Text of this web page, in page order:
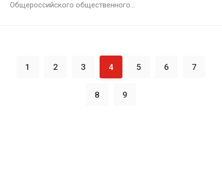
Общероссийского общественного...
1 2 3 4 5 6 7
8 9